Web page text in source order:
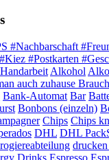
#Nachbarschaft
#Postkarten
Alkohol
auch zuhause
Bank-Automat Bar
Bonbons (einzeln)
Chips Chips
DHL DHL
Drinks Espresso